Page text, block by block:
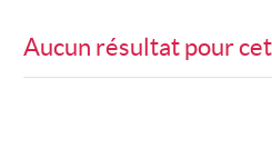
Aucun résultat pour